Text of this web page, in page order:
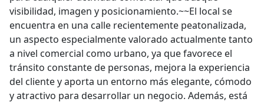
visibilidad, imagen y posicionamiento.~~El local se
encuentra en una calle recientemente peatonalizada,
un aspecto especialmente valorado actualmente tanto
a nivel comercial como urbano, ya que favorece el
tránsito constante de personas, mejora la experiencia
del cliente y aporta un entorno más elegante, cómodo
y atractivo para desarrollar un negocio. Además, está